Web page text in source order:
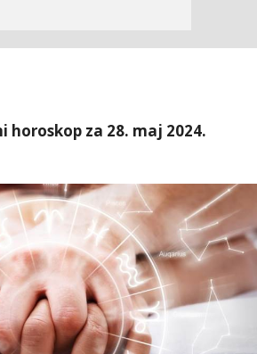
horoskop za 28. maj 2024.